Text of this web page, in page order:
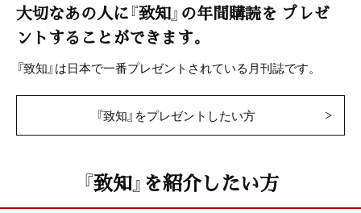
大切なあの人に『致知』の年間購読を プレゼ
ントすることができます。
『致知』は日本で一番プレゼントされている月刊誌です。
『致知』をプレゼントしたい方
『致知』を紹介したい方